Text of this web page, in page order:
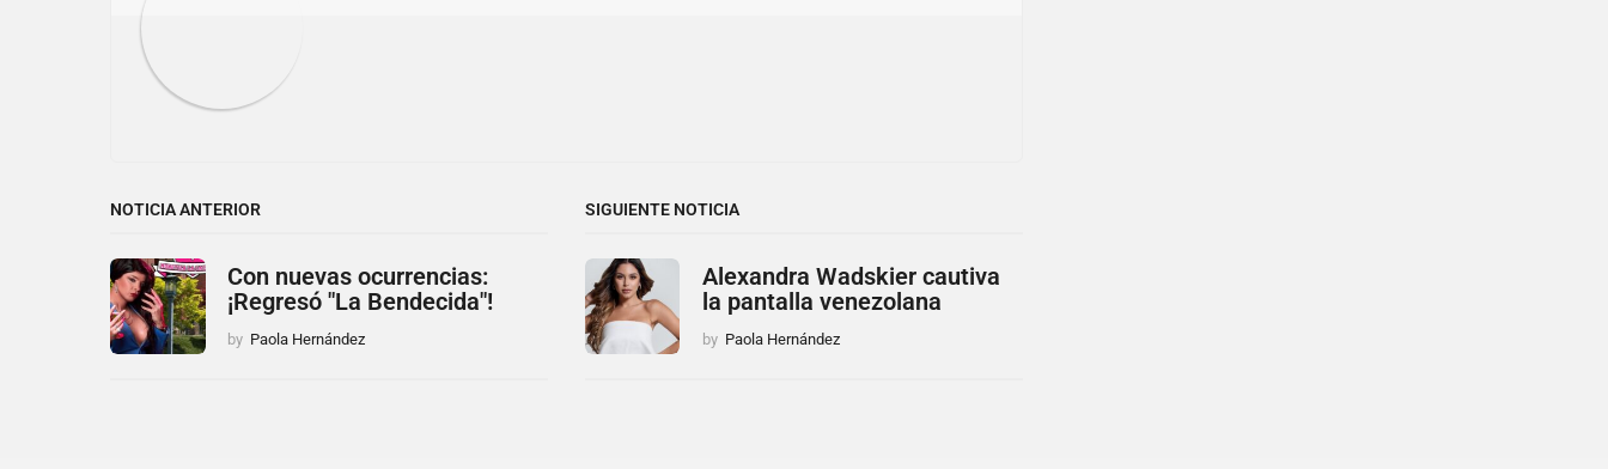
NOTICIA ANTERIOR
Con nuevas ocurrencias:
¡Regresó "La Bendecida"!
by Paola Hernández
SIGUIENTE NOTICIA
Alexandra Wadskier cautiva
la pantalla venezolana
by Paola Hernández